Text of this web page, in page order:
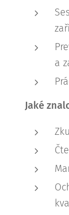
a
Jaké